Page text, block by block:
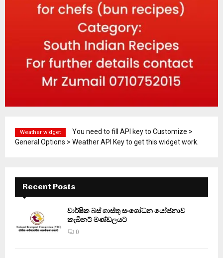
Weather widget
You need to fill API key to Customize >
General Options > Weather API Key to get this widget work.
Recent Posts
වාර්ෂික බස් ගාස්තු සංශෝධන යෝජනාව
කැබිනට් මණ්ඩලයට
0